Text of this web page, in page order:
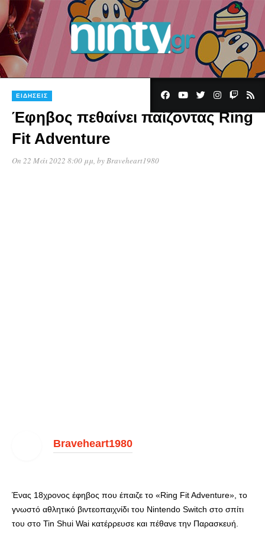
ΕΙΔΉΣΕΙΣ
Έφηβος πεθαίνει παίζοντας Ring
Fit Adventure
On 22 Μάι 2022 8:00 μμ, byBraveheart1980
Braveheart1980
Ένας 18χρονος έφηβος που έπαιζε το «Ring Fit Adventure», το
γνωστό αθλητικό βιντεοπαιχνίδι του Nintendo Switch στο σπίτι
του στο Tin Shui Wai κατέρρευσε και πέθανε την Παρασκευή.